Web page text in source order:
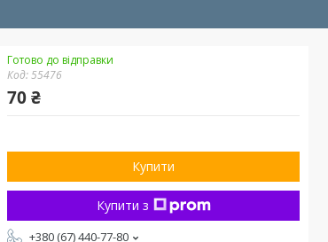
Готово до відправки
Код:55476
70 ₴
Купити
Купити з
+380 (67) 440-77-80